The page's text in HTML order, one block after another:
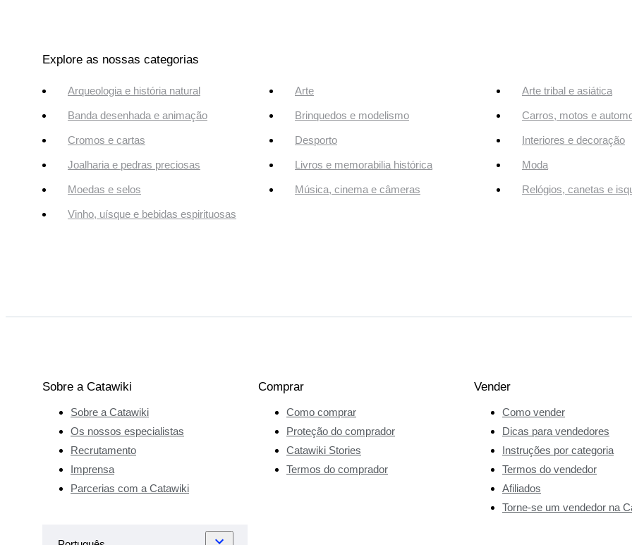
Explore as nossas categorias
Arqueologia e história natural Arte Arte tribal e asiática
Banda desenhada e animação Brinquedos e modelismo Carros, motos e
Cromos e cartas Desporto Interiores e decoração
Joalharia e pedras preciosas Livros e memorabilia histórica Moda
Moedas e selos Música, cinema e câmeras Relógios, canetas e
Vinho, uísque e bebidas espirituosas
Sobre a Catawiki
Sobre a Catawiki
Os nossos especialistas
Recrutamento
Imprensa
Parcerias com a Catawiki
Comprar
Como comprar
Proteção do comprador
Catawiki Stories
Termos do comprador
Vender
Como vender
Dicas para vendedores
Instruções por categoria
Termos do vendedor
Afiliados
Torne-se um vendedor na